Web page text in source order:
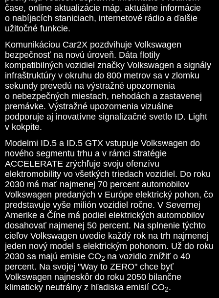
čase, online aktualizácie máp, aktuálne informácie
o nabíjacích staniciach, internetové rádio a ďalšie
užitočné funkcie.
Komunikáciou Car2X pozdvihuje Volkswagen
bezpečnosť na novú úroveň. Dáta flotily
kompatibilných vozidiel značky Volkswagen a signály
infraštruktúry v okruhu do 800 metrov sa v zlomku
sekundy prevedú na výstražné upozornenia
o nebezpečných miestach, nehodách a zastavenej
premávke. Výstražné upozornenia vizuálne
podporuje aj inovatívne signalizačné svetlo ID. Light
v kokpite.
Modelmi ID.5 a ID.5 GTX vstupuje Volkswagen do
nového segmentu trhu a v rámci stratégie
ACCELERATE zrýchľuje svoju ofenzívu
elektromobility vo všetkých triedach vozidiel. Do roku
2030 má mať najmenej 70 percent automobilov
Volkswagen predaných v Európe elektrický pohon, čo
predstavuje vyše milión vozidiel ročne. V Severnej
Amerike a Číne má podiel elektrických automobilov
dosahovať najmenej 50 percent. Na splnenie týchto
cieľov Volkswagen uvedie každý rok na trh najmenej
jeden nový model s elektrickým pohonom. Už do roku
2030 sa majú emisie CO2 na vozidlo znížiť o 40
percent. Na svojej "Way to ZERO" chce byť
Volkswagen najneskôr do roku 2050 bilančne
klimaticky neutrálny z hľadiska emisií CO2.